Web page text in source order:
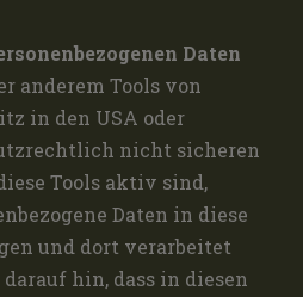
Daten
anderem Tools von
in den USA oder
nicht sicheren
Tools aktiv sind,
Daten in diese
und dort verarbeitet
hin, dass in diesen